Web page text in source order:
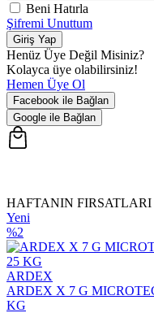
Beni Hatırla
Şifremi Unuttum
Giriş Yap
Henüz Üye Değil Misiniz?
Kolayca üye olabilirsiniz!
Hemen Üye Ol
Facebook ile Bağlan
Google ile Bağlan
HAFTANIN FIRSATLARI
Yeni
%2
ARDEX
ARDEX X 7 G MICROTEC
KG